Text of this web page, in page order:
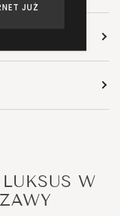
W
JUŻ